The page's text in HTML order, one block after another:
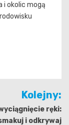
i okolic mogą
Kolejny:
ręki:
i odkrywaj